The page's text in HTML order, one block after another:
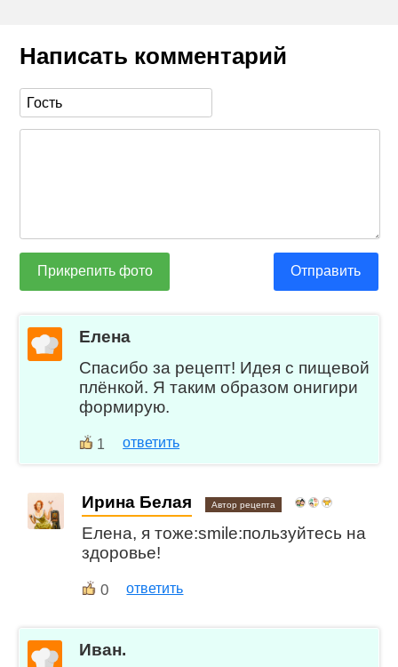
Написать комментарий
Прикрепить фото Отправить
Елена
Спасибо за рецепт! Идея с пищевой
плёнкой. Я таким образом онигири
формирую.
1 ответить
Ирина Белая Автор рецепта
Елена, я тоже:smile:пользуйтесь на
здоровье!
0 ответить
Иван.